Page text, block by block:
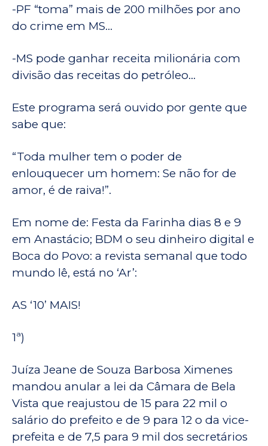
-PF “toma” mais de 200 milhões por ano
do crime em MS…
-MS pode ganhar receita milionária com
divisão das receitas do petróleo…
Este programa será ouvido por gente que
sabe que:
“Toda mulher tem o poder de
enlouquecer um homem: Se não for de
amor, é de raiva!”.
Em nome de: Festa da Farinha dias 8 e 9
em Anastácio; BDM o seu dinheiro digital e
Boca do Povo: a revista semanal que todo
mundo lê, está no ‘Ar’:
AS ‘10’ MAIS!
1ª)
Juíza Jeane de Souza Barbosa Ximenes
mandou anular a lei da Câmara de Bela
Vista que reajustou de 15 para 22 mil o
salário do prefeito e de 9 para 12 o da vice-
prefeita e de 7,5 para 9 mil dos secretários